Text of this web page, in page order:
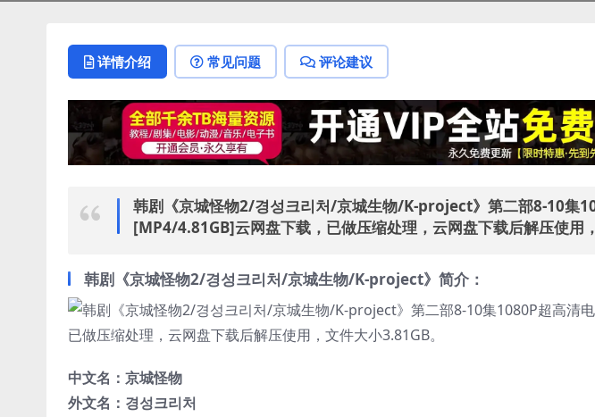
详情介绍 常见问题 评论建议
韩剧《京城怪物2/경성크리처/京城生物/K-project》第二部8-10集
[MP4/4.81GB]云网盘下载，已做压缩处理，云网盘下载后解压使用
韩剧《京城怪物2/경성크리처/京城生物/K-project》简介：
中文名： 京城怪物
外文名： 경성크리처